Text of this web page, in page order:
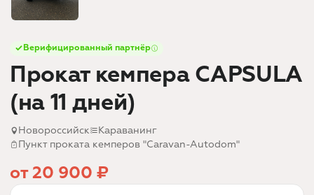
Верифицированный партнёр
Прокат кемпера CAPSULA
(на 11 дней)
Новороссийск
Караванинг
Пункт проката кемперов "Caravan-Autodom"
от 20 900 ₽